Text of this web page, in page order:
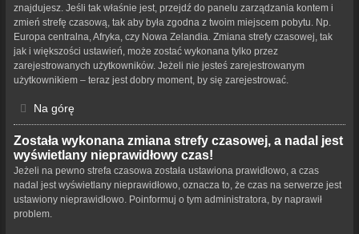
znajdujesz. Jeśli tak właśnie jest, przejdź do panelu zarządzania kontem i
zmień strefę czasową, tak aby była zgodna z twoim miejscem pobytu. Np.
Europa centralna, Afryka, czy Nowa Zelandia. Zmiana strefy czasowej, tak
jak i większości ustawień, może zostać wykonana tylko przez
zarejestrowanych użytkowników. Jeżeli nie jesteś zarejestrowanym
użytkownikiem – teraz jest dobry moment, by się zarejestrować.
Na górę
Została wykonana zmiana strefy czasowej, a nadal jest
wyświetlany nieprawidłowy czas!
Jeżeli na pewno strefa czasowa została ustawiona prawidłowo, a czas
nadal jest wyświetlany nieprawidłowo, oznacza to, że czas na serwerze jest
ustawiony nieprawidłowo. Poinformuj o tym administratora, by naprawił
problem.